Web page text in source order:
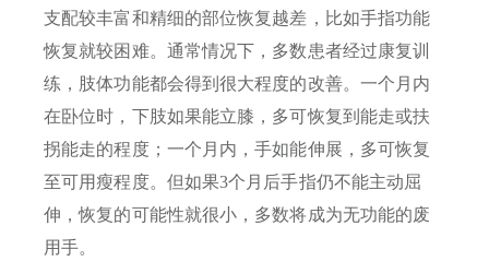
支配较丰富和精细的部位恢复越差，比如手指功能
恢复就较困难。通常情况下，多数患者经过康复训
练，肢体功能都会得到很大程度的改善。一个月内
在卧位时，下肢如果能立膝，多可恢复到能走或扶
拐能走的程度；一个月内，手如能伸展，多可恢复
至可用瘦程度。但如果3个月后手指仍不能主动屈
伸，恢复的可能性就很小，多数将成为无功能的废
用手。